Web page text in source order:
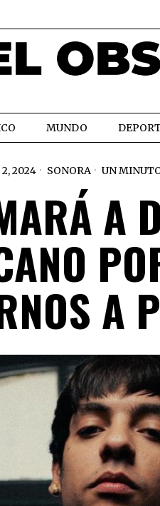
MUNDO
2024 SONORA UN
A
A